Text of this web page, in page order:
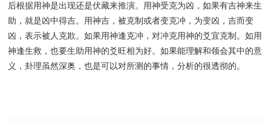
后根据用神是出现还是伏藏来推演。用神受克为凶，如果有吉神来生
助，就是凶中得吉。用神吉，被克制或者变克冲，为变凶，吉而变
凶，表示被人克欺。如果用神逢克冲，对冲克用神的爻宜克制。如用
神逢生救，也要生助用神的爻旺相为好。如果能理解和领会其中的意
义，卦理虽然深奥，也是可以对所测的事情，分析的很透彻的。